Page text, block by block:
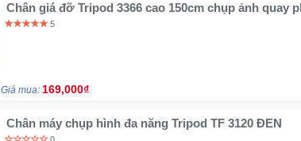
Chân giá đỡ Tripod 3366 cao 150cm chụp ảnh quay
Hàng nhập khẩu
5
Giá mua: 169,000₫
Chân máy chụp hình đa năng Tripod TF 3120 ĐEN